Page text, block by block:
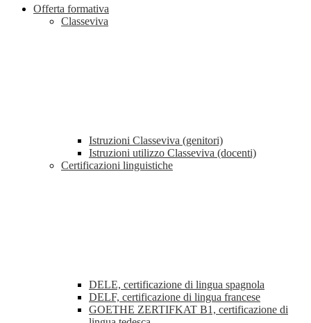
Offerta formativa
Classeviva
Istruzioni Classeviva (genitori)
Istruzioni utilizzo Classeviva (docenti)
Certificazioni linguistiche
DELE, certificazione di lingua spagnola
DELF, certificazione di lingua francese
GOETHE ZERTIFKAT B1, certificazione di